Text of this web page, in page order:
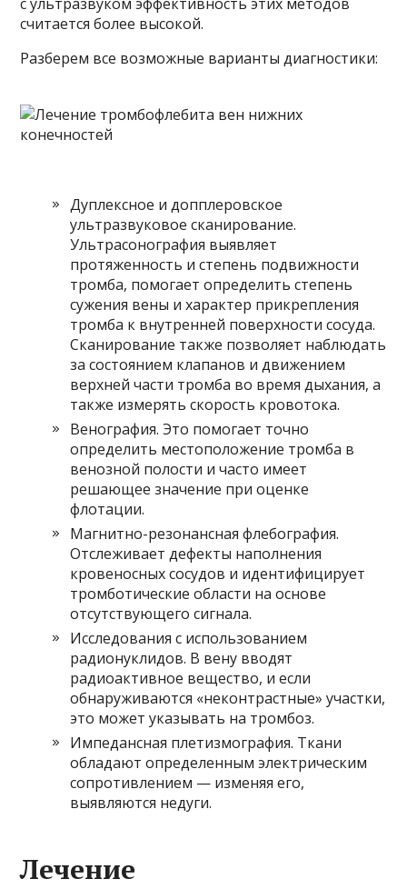
считается более высокой.
Разберем все возможные варианты диагностики:
Дуплексное и допплеровское
ультразвуковое сканирование.
Ультрасонография выявляет
протяженность и степень подвижности
тромба, помогает определить степень
сужения вены и характер прикрепления
тромба к внутренней поверхности сосуда.
Сканирование также позволяет наблюдать
за состоянием клапанов и движением
верхней части тромба во время дыхания, а
также измерять скорость кровотока.
Венография. Это помогает точно
определить местоположение тромба в
венозной полости и часто имеет
решающее значение при оценке
флотации.
Магнитно-резонансная флебография.
Отслеживает дефекты наполнения
кровеносных сосудов и идентифицирует
тромботические области на основе
отсутствующего сигнала.
Исследования с использованием
радионуклидов. В вену вводят
радиоактивное вещество, и если
обнаруживаются «неконтрастные» участки,
это может указывать на тромбоз.
Импедансная плетизмография. Ткани
обладают определенным электрическим
сопротивлением — изменяя его,
выявляются недуги.
Лечение